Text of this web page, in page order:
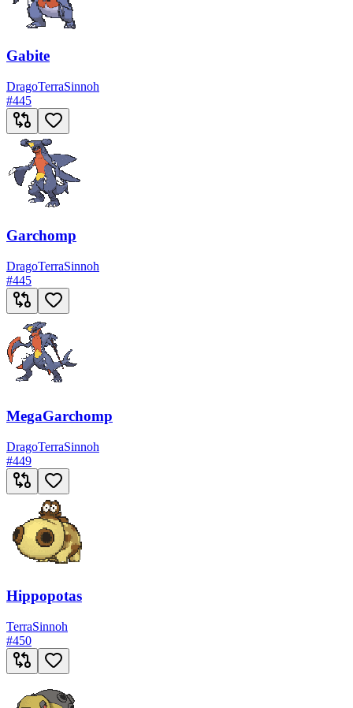
Gabite
DragoTerraSinnoh
#445
Garchomp
DragoTerraSinnoh
#445
MegaGarchomp
DragoTerraSinnoh
#449
Hippopotas
TerraSinnoh
#450